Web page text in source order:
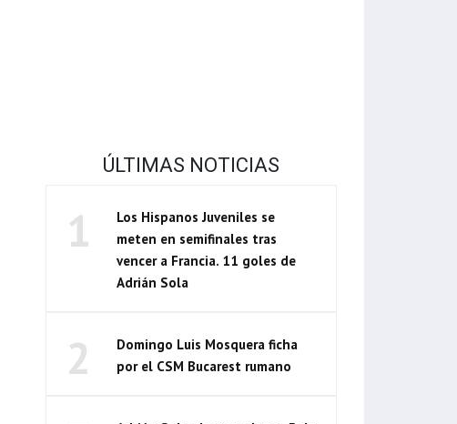
ÚLTIMAS NOTICIAS
1
Los Hispanos Juveniles se
meten en semifinales tras
vencer a Francia. 11 goles de
Adrián Sola
2
Domingo Luis Mosquera ficha
por el CSM Bucarest rumano